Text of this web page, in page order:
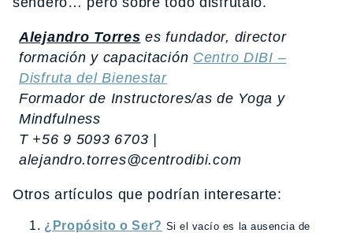
Alejandro Torres es fundador, director
formación y capacitación Centro DIBI –
Disfruta del Bienestar
Formador de Instructores/as de Yoga y
Mindfulness
T +56 9 5093 6703 |
alejandro.torres@centrodibi.com
Otros artículos que podrían interesarte:
¿Propósito o Ser? Si el vacío es la ausencia de